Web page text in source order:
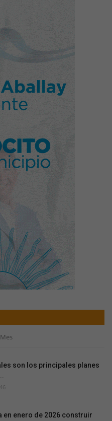
son los principales planes
en enero de 2026 construir